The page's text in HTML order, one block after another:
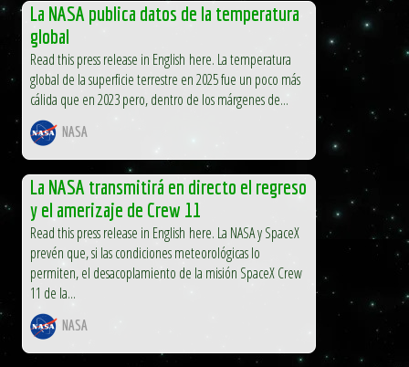
La NASA publica datos de la temperatura
global
Read this press release in English here. La temperatura
global de la superficie terrestre en 2025 fue un poco más
cálida que en 2023 pero, dentro de los márgenes de...
NASA
La NASA transmitirá en directo el regreso
y el amerizaje de Crew 11
Read this press release in English here. La NASA y SpaceX
prevén que, si las condiciones meteorológicas lo
permiten, el desacoplamiento de la misión SpaceX Crew
11 de la...
NASA